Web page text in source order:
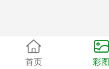
首页 彩图